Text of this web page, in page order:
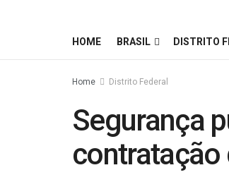
HOME BRASIL DISTRITO
Home Distrito Federal
Segurança
contratação